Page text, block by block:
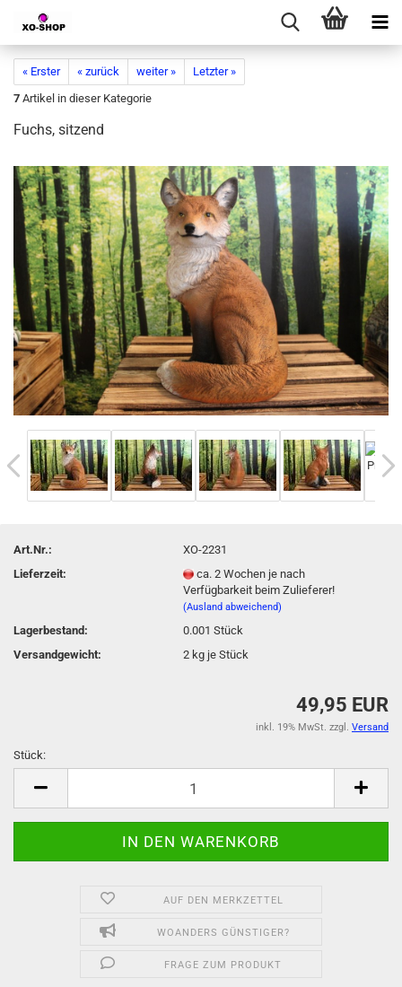
« Erster « zurück weiter »
Letzter »
7 Artikel in dieser Kategorie
Fuchs, sitzend
Art.Nr.:
XO-2231
Lieferzeit:
ca. 2 Wochen je nach
Verfügbarkeit beim Zulieferer!
(Ausland abweichend)
Lagerbestand: 0.001Stück
Versandgewicht:
2 kg je Stück
49,95 EUR
inkl. 19% MwSt. zzgl. Versand
Stück:
AUF DEN MERKZETTEL
WOANDERS GÜNSTIGER?
FRAGE ZUM PRODUKT